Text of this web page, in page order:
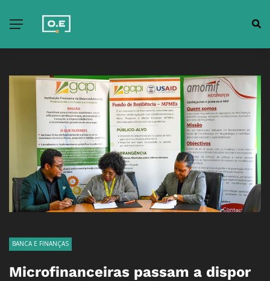
BANCA E FINANÇAS
Microfinanceiras passam a dispor